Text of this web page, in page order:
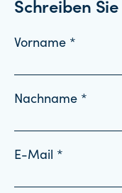
Schreiben Sie
Vorname *
Nachname *
E-Mail *